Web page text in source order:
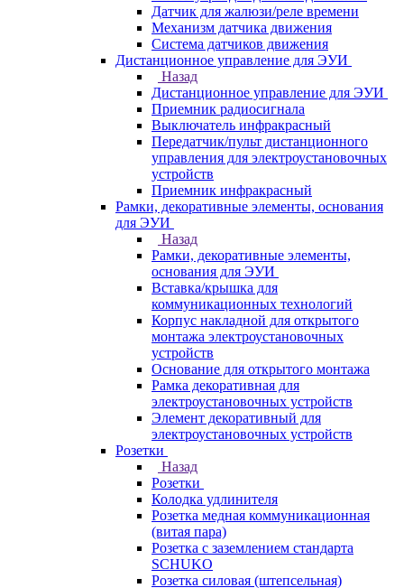
Датчик для жалюзи/реле времени
Механизм датчика движения
Система датчиков движения
Дистанционное управление для ЭУИ
Назад
Дистанционное управление для ЭУИ
Приемник радиосигнала
Выключатель инфракрасный
Передатчик/пульт дистанционного
управления для электроустановочных
устройств
Приемник инфракрасный
Рамки, декоративные элементы, основания
для ЭУИ
Назад
Рамки, декоративные элементы,
основания для ЭУИ
Вставка/крышка для
коммуникационных технологий
Корпус накладной для открытого
монтажа электроустановочных
устройств
Основание для открытого монтажа
Рамка декоративная для
электроустановочных устройств
Элемент декоративный для
электроустановочных устройств
Розетки
Назад
Розетки
Колодка удлинителя
Розетка медная коммуникационная
(витая пара)
Розетка с заземлением стандарта
SCHUKO
Розетка силовая (штепсельная)